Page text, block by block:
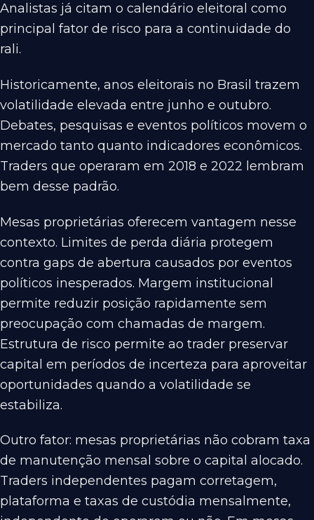
Analistas já citam o calendário eleitoral como
principal fator de risco para a continuidade do
rali.
Historicamente, anos eleitorais no Brasil trazem
volatilidade elevada entre junho e outubro.
Debates, pesquisas e eventos políticos movem o
mercado tanto quanto indicadores econômicos.
Traders que operaram em 2018 e 2022 lembram
bem desse padrão.
Mesas proprietárias oferecem vantagem nesse
contexto. Limites de perda diária protegem
contra gaps de abertura causados por eventos
políticos inesperados. Margem institucional
permite reduzir posição rapidamente sem
preocupação com chamadas de margem.
Estrutura de risco permite ao trader preservar
capital em períodos de incerteza para aproveitar
oportunidades quando a volatilidade se
estabiliza.
Outro fator: mesas proprietárias não cobram taxa
de manutenção mensal sobre o capital alocado.
Traders independentes pagam corretagem,
plataforma e taxas de custódia mensalmente,